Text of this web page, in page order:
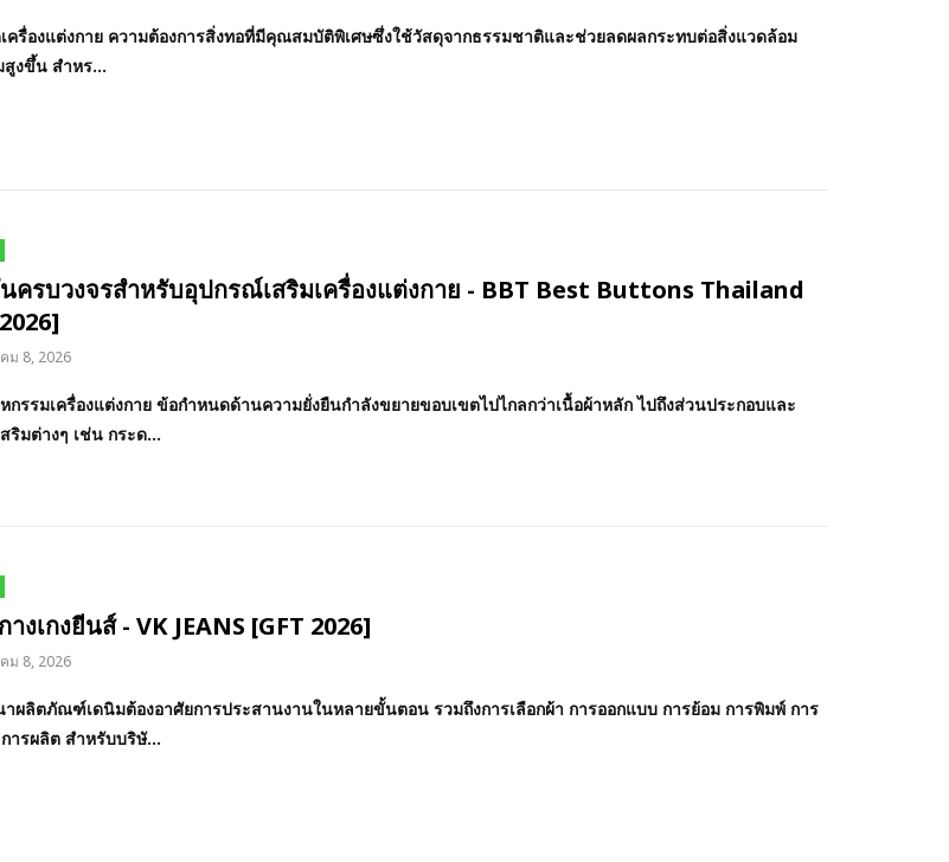
ครื่องแต่งกาย ความต้องการสิ่งทอที่มีคุณสมบัติพิเศษซึ่งใช้วัสดุจากธรรมชาติและช่วยลดผลกระทบต่อสิ่งแวดล้อม
สูงขึ้น สำหร...
ครบวงจรสำหรับอุปกรณ์เสริมเครื่องแต่งกาย - BBT Best Buttons Thailand
ม 8, 2026
กรรมเครื่องแต่งกาย ข้อกำหนดด้านความยั่งยืนกำลังขยายขอบเขตไปไกลกว่าเนื้อผ้าหลัก ไปถึงส่วนประกอบและ
ริมต่างๆ เช่น กระด...
งเกงยีนส์ - VK JEANS [GFT 2026]
ม 8, 2026
ผลิตภัณฑ์เดนิมต้องอาศัยการประสานงานในหลายขั้นตอน รวมถึงการเลือกผ้า การออกแบบ การย้อม การพิมพ์ การ
ารผลิต สำหรับบริษั...